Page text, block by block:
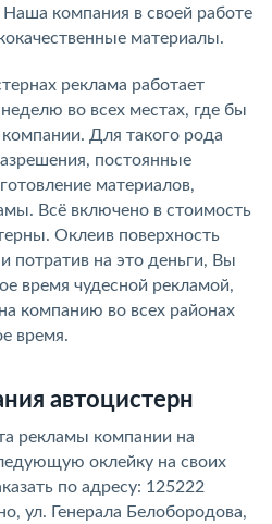
компания в своей работе
материалы.
реклама работает
во всех местах, где бы
Для такого рода
постоянные
материалов,
Всё включено в стоимость
Оклеив поверхность
потратив на это деньги, Вы
время чудесной рекламой,
компанию во всех районах
время.
автоцистерн
рекламы компании на
оклейку на своих
по адресу: 125222
ул. Генерала Белобородова,